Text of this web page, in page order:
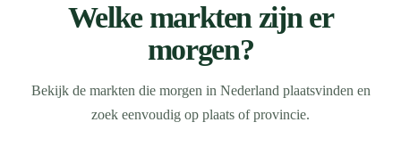
Welke markten zijn er
morgen?
Bekijk de markten die morgen in Nederland plaatsvinden en
zoek eenvoudig op plaats of provincie.